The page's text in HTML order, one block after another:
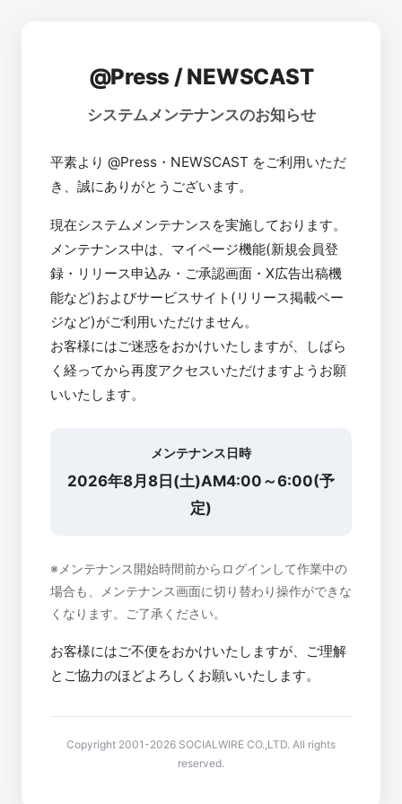
@Press / NEWSCAST
システムメンテナンスのお知らせ
平素より @Press・NEWSCAST をご利用いただ
き、誠にありがとうございます。
現在システムメンテナンスを実施しております。
メンテナンス中は、マイページ機能(新規会員登
録・リリース申込み・ご承認画面・X広告出稿機
能など)およびサービスサイト(リリース掲載ペー
ジなど)がご利用いただけません。
お客様にはご迷惑をおかけいたしますが、しばら
く経ってから再度アクセスいただけますようお願
いいたします。
メンテナンス日時
2026年8月8日(土)AM4:00～6:00(予
定)
※メンテナンス開始時間前からログインして作業中の
場合も、メンテナンス画面に切り替わり操作ができな
くなります。ご了承ください。
お客様にはご不便をおかけいたしますが、ご理解
とご協力のほどよろしくお願いいたします。
Copyright 2001-2026 SOCIALWIRE CO.,LTD. All rights
reserved.